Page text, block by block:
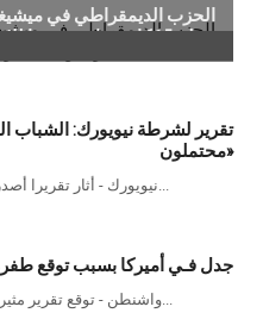
الحزب الديمقراطي في
ويعلن 15 كانون ثاني موعدا للانتخابات التمهيدية
تقرير لشرطة نيويورك: الشباب
محتملون»
جدل فـي أميركا بسبب توقع